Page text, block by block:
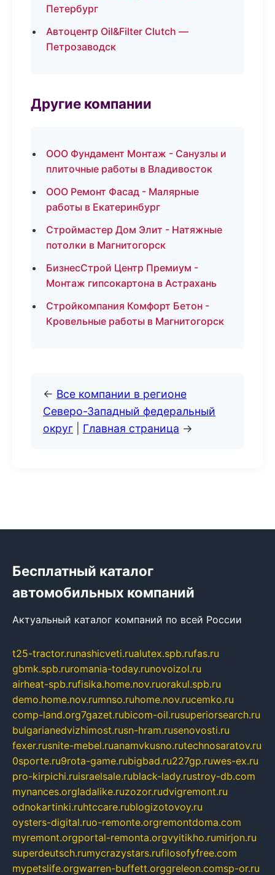
Петербург
Автоцентр Oil&Filter Clutch —
Петрозаводск
Другие компании
ООО Фундамент Монтаж - Санузлы и
плиточные работы в Владивосток
ООО Ремонт Фасад - Малярные
работы в Екатеринбург
Строймастер Дом Элит - Натяжные
потолки в Магнитогорск
БизнесСтрой Центр Премиум -
Монтаж гипсокартона в Астрахань
Стройкомпания Комфорт Бетон -
Кровельные работы в Магнитогорск
← Все компании в регионе
Северо-Западный федеральный
округ
Главная страница →
Бесплатный каталог
автомобильных компаний
Актуальный каталог компаний по всей России
t25-tractor.runashicveti.rualutex.spb.rufas.ru
gbmk.spb.ruromania-today.runovoizol.ru
airheat-spb.rufisika.home.nov.ruorakul.spb.ru
demo.home.nov.rumnso.ruhome.nov.rucemko.ru
comp-land.org7gazet.rubicom-oil.rusuperiorsearch.ru
bulgarianedvizhimost.rusn-hram.rusenovosti.ru
fexer.rusnite-mebel.ruanamvkusno.rutechnosaratov.ru
0sporte.ru9rota-game.rubigbad.ru227gp.ruwes-ex.ru
pro-kirpichi.ruisraelsale.rublack-lady.rustroy-db.com
mynances.orgladalike.ruzozor.rudvigremont.ru
odnokartinki.ruhtccare.rublogizotovoy.ru
oysters-digital.ruo-remonte.orgremontdoma.com
myremont.orgportal-remonta.orgvyitikho.rumirjon.ru
superdeutsch.rumycrazystars.rufilosofyfree.com
mypetslife.orgwarren-buffett.orggreleon.comsp-or.ru